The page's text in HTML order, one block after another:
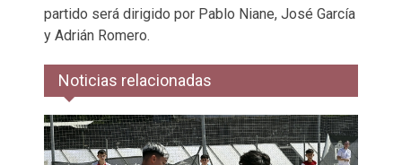
partido será dirigido por Pablo Niane, José García
y Adrián Romero.
Noticias relacionadas